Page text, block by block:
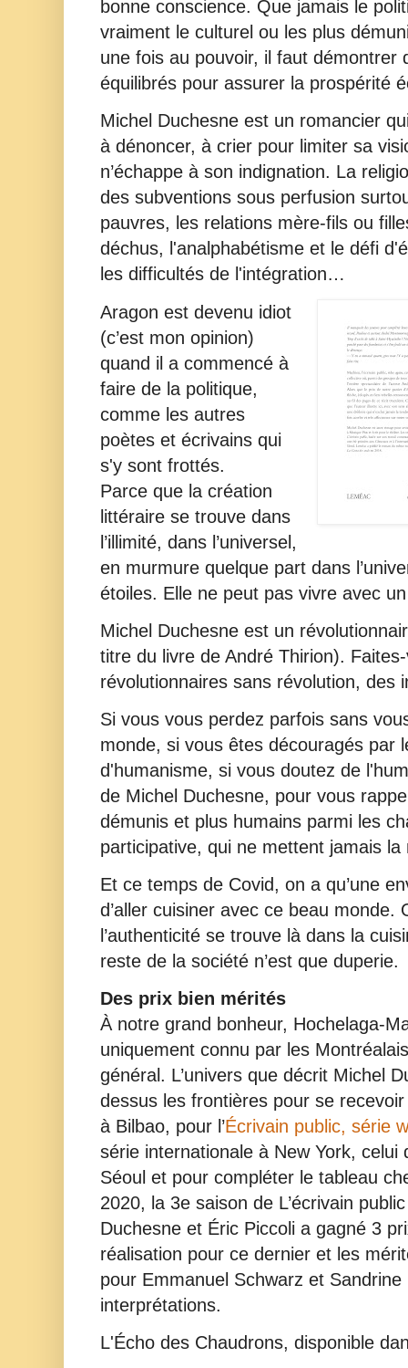
bonne conscience. Que jamais le
vraiment le culturel ou les plus
une fois au pouvoir, il faut démontrer
équilibrés pour assurer la prospérité
Michel Duchesne est un romancier
à dénoncer, à crier pour limiter sa
n’échappe à son indignation. La
des subventions sous perfusion
pauvres, les relations mère-fils ou
déchus, l'analphabétisme et le défi
les difficultés de l'intégration…
Aragon est devenu idiot
(c’est mon opinion)
quand il a commencé à
faire de la politique,
comme les autres
poètes et écrivains qui
s'y sont frottés.
Parce que la création
littéraire se trouve dans
l’illimité, dans l’universel,
en murmure quelque part dans
étoiles. Elle ne peut pas vivre avec
Michel Duchesne est un
titre du livre de André Thirion).
révolutionnaires sans révolution, des
Si vous vous perdez parfois sans
monde, si vous êtes découragés par
d'humanisme, si vous doutez de
de Michel Duchesne, pour vous
démunis et plus humains parmi les
participative, qui ne mettent jamais la
Et ce temps de Covid, on a qu’une
d’aller cuisiner avec ce beau monde.
l’authenticité se trouve là dans la
reste de la société n’est que duperie.
Des prix bien mérités
À notre grand bonheur, Hochelaga-
uniquement connu par les
général. L’univers que décrit Michel
dessus les frontières pour se
à Bilbao, pour l’Écrivain public, série
série internationale à New York, celui
Séoul et pour compléter le tableau
2020, la 3e saison de L’écrivain
Duchesne et Éric Piccoli a gagné 3
réalisation pour ce dernier et les
pour Emmanuel Schwarz et
interprétations.
L'Écho des Chaudrons, disponible